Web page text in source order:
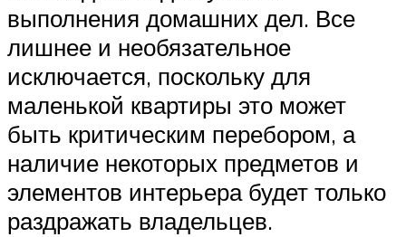
выполнения домашних дел. Все
лишнее и необязательное
исключается, поскольку для
маленькой квартиры это может
быть критическим перебором, а
наличие некоторых предметов и
элементов интерьера будет только
раздражать владельцев.